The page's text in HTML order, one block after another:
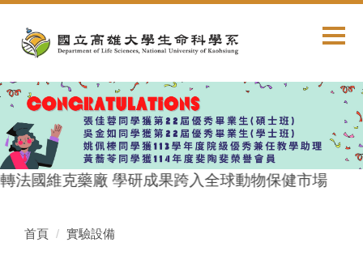
內
容
區
法國維克藥廠 學研成果跨入全球動物保健市場
首頁 實驗設備